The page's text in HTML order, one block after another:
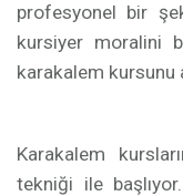
profesyonel bir
kursiyer moralini
karakalem kursunu
Karakalem
tekniği ile